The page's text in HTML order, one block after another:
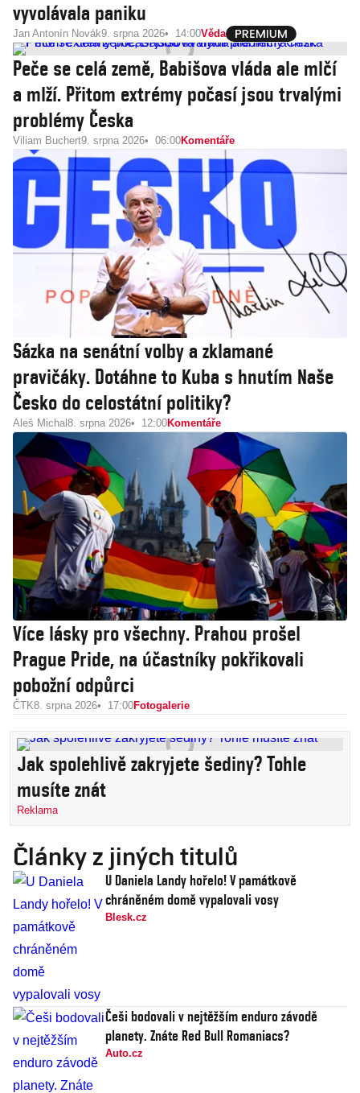
vyvolávala paniku
Jan Antonín Novák9. srpna 2026 14:00Věda
Peče se celá země, Babišova vláda ale mlčí
a mlží. Přitom extrémy počasí jsou trvalými
problémy Česka
Viliam Buchert9. srpna 2026 06:00Komentáře
Sázka na senátní volby a zklamané
pravičáky. Dotáhne to Kuba s hnutím Naše
Česko do celostátní politiky?
Aleš Michal 8. srpna 2026 12:00Komentáře
Více lásky pro všechny. Prahou prošel
Prague Pride, na účastníky pokřikovali
pobožní odpůrci
ČTK8. srpna 2026 17:00Fotogalerie
Jak spolehlivě zakryjete šediny? Tohle
musíte znát
Reklama
Články z jiných titulů
U Daniela Landy hořelo! V památkově
chráněném domě vypalovali vosy
Blesk.cz
Češi bodovali v nejtěžším enduro závodě
planety. Znáte Red Bull Romaniacs?
Auto.cz